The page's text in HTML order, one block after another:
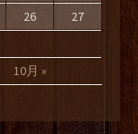
10月 »
26
27